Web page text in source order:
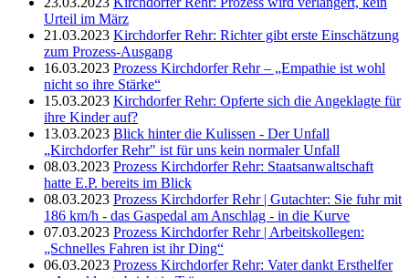
Urteil im März
21.03.2023 Kirchdorfer Rehr: Richter gibt erste Einschätzung
zum Prozess-Ausgang
16.03.2023 Prozess Kirchdorfer Rehr – „Empathie ist wohl
nicht so ihre Stärke“
15.03.2023 Kirchdorfer Rehr: Opferte sich die Angeklagte für
ihre Kinder auf?
13.03.2023 Blick hinter die Kulissen - Der Unfall
„Kirchdorfer Rehr" ist für uns kein normaler Unfall
08.03.2023 Prozess Kirchdorfer Rehr: Staatsanwaltschaft
hatte E.P. bereits im Blick
08.03.2023 Prozess Kirchdorfer Rehr | Gutachter: Sie fuhr mit
186 km/h - das Gaspedal am Anschlag - in die Kurve
07.03.2023 Prozess Kirchdorfer Rehr | Arbeitskollegen:
„Schnelles Fahren ist ihr Ding“
06.03.2023 Prozess Kirchdorfer Rehr: Vater dankt Ersthelfer